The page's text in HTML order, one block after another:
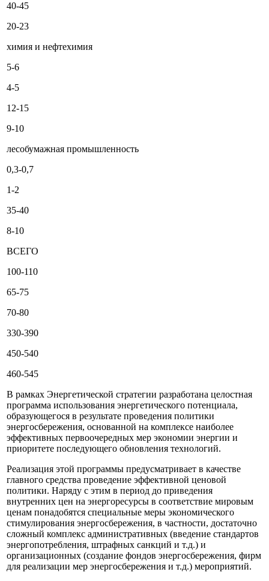
40-45
20-23
химия и нефтехимия
5-6
4-5
12-15
9-10
лесобумажная промышленность
0,3-0,7
1-2
35-40
8-10
ВСЕГО
100-110
65-75
70-80
330-390
450-540
460-545
В рамках Энергетической стратегии разработана целостная
программа использования энергетического потенциала,
образующегося в результате проведения политики
энергосбережения, основанной на комплексе наиболее
эффективных первоочередных мер экономии энергии и
приоритете последующего обновления технологий.
Реализация этой программы предусматривает в качестве
главного средства проведение эффективной ценовой
политики. Наряду с этим в период до приведения
внутренних цен на энергоресурсы в соответствие мировым
ценам понадобятся специальные меры экономического
стимулирования энергосбережения, в частности, достаточно
сложный комплекс административных (введение стандартов
энергопотребления, штрафных санкций и т.д.) и
организационных (создание фондов энергосбережения, фирм
для реализации мер энергосбережения и т.д.) мероприятий.